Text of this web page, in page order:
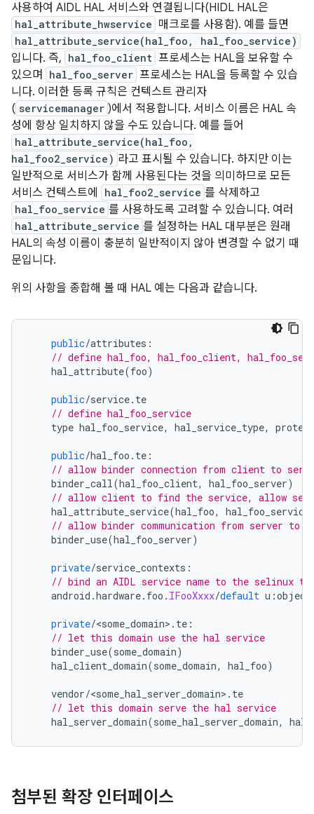
사용하여 AIDL HAL 서비스와 연결됩니다(HIDL HAL은
hal_attribute_hwservice 매크로를 사용함). 예를 들면
hal_attribute_service(hal_foo, hal_foo_service)
입니다. 즉, hal_foo_client 프로세스는 HAL을 보유할 수
있으며
hal_foo_server 프로세스는 HAL을 등록할 수 있습
니다. 이러한 등록 규칙은 컨텍스트 관리자
( servicemanager )에서 적용합니다. 서비스 이름은 HAL 속
성에 항상 일치하지 않을 수도 있습니다. 예를 들어
hal_attribute_service(hal_foo,
hal_foo2_service) 라고 표시될 수 있습니다. 하지만 이는
일반적으로 서비스가 함께 사용된다는 것을 의미하므로 모든
서비스 컨텍스트에
hal_foo2_service 를 삭제하고
hal_foo_service 를 사용하도록 고려할 수 있습니다. 여러
hal_attribute_service 를 설정하는 HAL 대부분은 원래
HAL의 속성 이름이 충분히 일반적이지 않아 변경할 수 없기 때
문입니다.
위의 사항을 종합해 볼 때 HAL 예는 다음과 같습니다.
public/attributes :
// define hal_foo, hal_foo_client,
hal_attribute(foo)
public/service. te
// define hal_foo_service
type hal_foo_service, hal_service_type,
public/hal_foo . te :
// allow binder connection from client to
binder_call(hal_foo_client, hal_foo_server)
// allow client to find the service, allow
hal_attribute_service(hal_foo, hal_foo_service
// allow binder communication from server to
binder_use(hal_foo_server)
private/service_contexts :
// bind an AIDL service name to the selinux
android .hardware. foo . IFooXxxx/default u :
private/<some_domain>. te :
// let this domain use the hal service
binder_use(some_domain)
hal_client_domain(some_domain, hal_foo)
vendor/<some_hal_server_domain>. te
// let this domain serve the hal service
hal_server_domain(some_hal_server_domain,
첨부된 확장 인터페이스